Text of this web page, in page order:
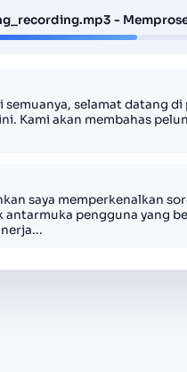
-
semuanya, selamat datang
Kami akan membahas
saya memperkenalkan
antarmuka pengguna yang